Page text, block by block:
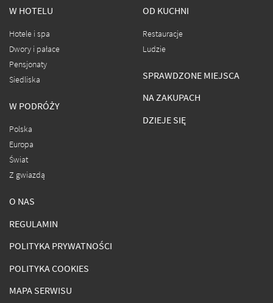
W HOTELU
Hotele i spa
Dwory i pałace
Pensjonaty
Siedliska
W PODRÓŻY
Polska
Europa
Świat
Z gwiazdą
OD KUCHNI
Restauracje
Ludzie
SPRAWDZONE MIEJSCA
NA ZAKUPACH
DZIEJE SIĘ
O NAS
REGULAMIN
POLITYKA PRYWATNOŚCI
POLITYKA COOKIES
MAPA SERWISU